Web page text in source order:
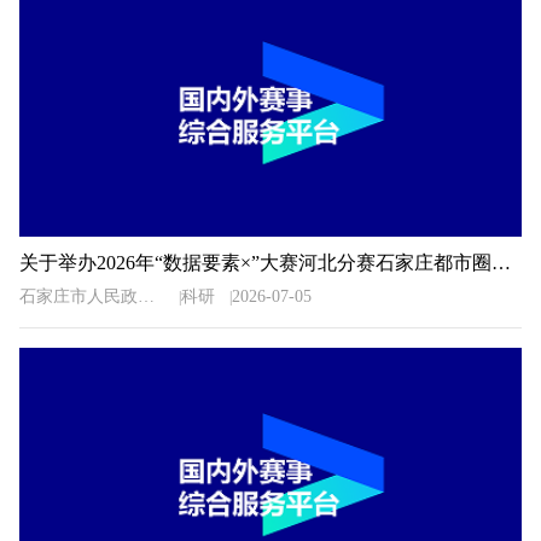
关于举办2026年“数据要素×”大赛河北分赛石家庄都市圈地方赛的通知
石家庄市人民政府办公室 科研 2026-07-05